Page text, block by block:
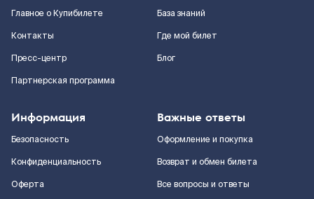
Главное о Купибилете
Контакты
Пресс-центр
Партнерская программа
База знаний
Где мой билет
Блог
Информация
Безопасность
Конфиденциальность
Оферта
Важные ответы
Оформление и покупка
Возврат и обмен билета
Все вопросы и ответы